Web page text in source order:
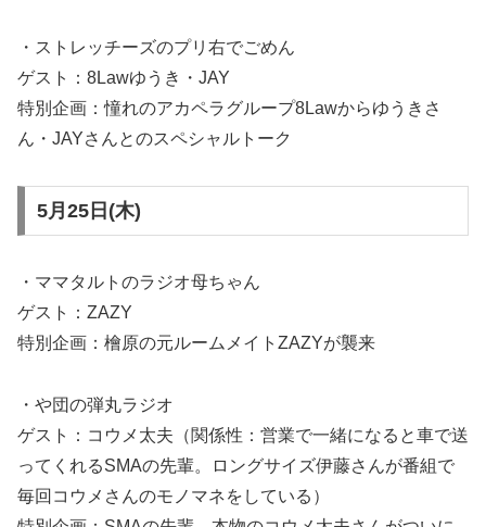
・ストレッチーズのプリ右でごめん
ゲスト：8Lawゆうき・JAY
特別企画：憧れのアカペラグループ8Lawからゆうきさ
ん・JAYさんとのスペシャルトーク
5月25日(木)
・ママタルトのラジオ母ちゃん
ゲスト：ZAZY
特別企画：檜原の元ルームメイトZAZYが襲来
・や団の弾丸ラジオ
ゲスト：コウメ太夫（関係性：営業で一緒になると車で送
ってくれるSMAの先輩。ロングサイズ伊藤さんが番組で
毎回コウメさんのモノマネをしている）